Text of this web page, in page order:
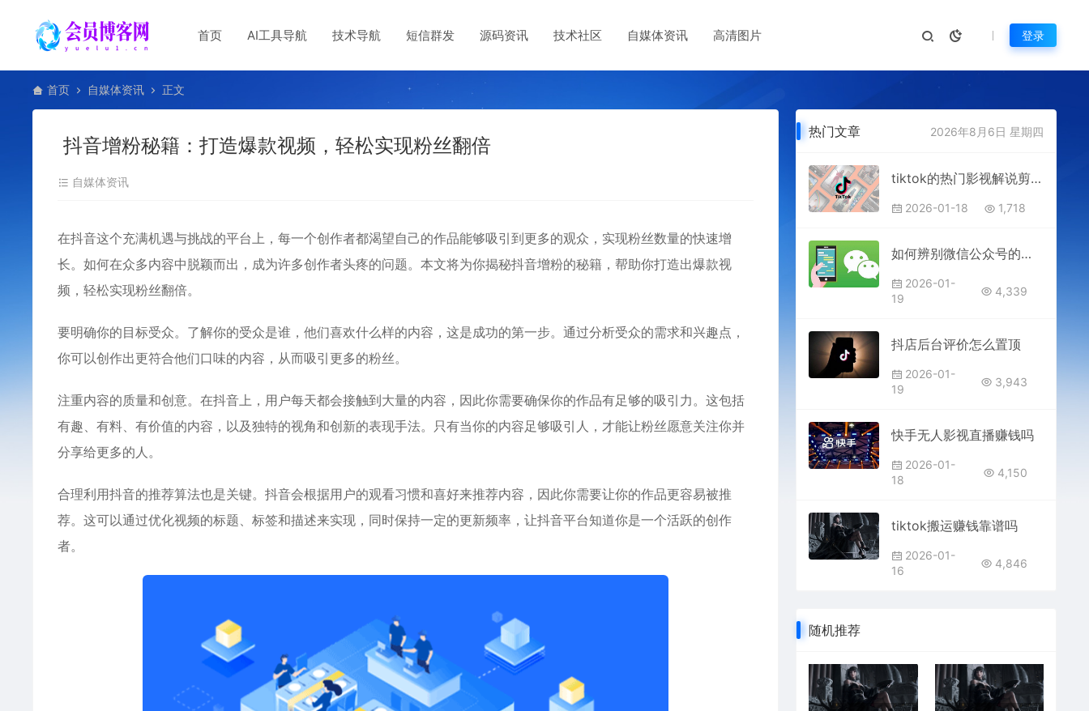
首页 AI工具导航 技术导航 短信群发 源码资讯 技术社区 自媒体资讯 高清图片 登录
首页 自媒体资讯 正文
抖音增粉秘籍：打造爆款视频，轻松实现粉丝翻倍
自媒体资讯
在抖音这个充满机遇与挑战的平台上，每一个创作者都渴望自己的作品能够吸引到更多的观众，实现粉丝数量的快速增
长。如何在众多内容中脱颖而出，成为许多创作者头疼的问题。本文将为你揭秘抖音增粉的秘籍，帮助你打造出爆款视
频 ，轻松实现粉丝翻倍。
要明确你的目标受众。了解你的受众是谁，他们喜欢什么样的内容，这是成功的第一步。通过分析受众的需求和兴趣点，
你可以创作出更符合他们口味的内容，从而吸引更多的粉丝。
注重内容的质量和创意。在抖音上，用户每天都会接触到大量的内容，因此你需要确保你的作品有足够的吸引力。这包括
有趣、有料、有价值的内容，以及独特的视角和创新的表现手法。只有当你的内容足够吸引人，才能让粉丝愿意关注你并
分享给更多的人。
合理利用抖音的推荐算法也是关键。抖音会根据用户的观看习惯和喜好来推荐内容，因此你需要让你的作品更容易被推
荐。这可以通过优化视频的标题、标签和描述来实现，同时保持一定的更新频率，让抖音平台知道你是一个活跃的创作
者。
热门文章 2026年8月6日 星期四
tiktok的热门影视解说剪辑是怎么做的？有什么方法？
2026-01-18 1,718
如何辨别微信公众号的质量
2026-01-
19
4,339
抖店后台评价怎么置顶
2026-01-
19
3,943
快手无人影视直播赚钱吗
2026-01-
18
4,150
tiktok搬运赚钱靠谱吗
2026-01-
16
4,846
随机推荐